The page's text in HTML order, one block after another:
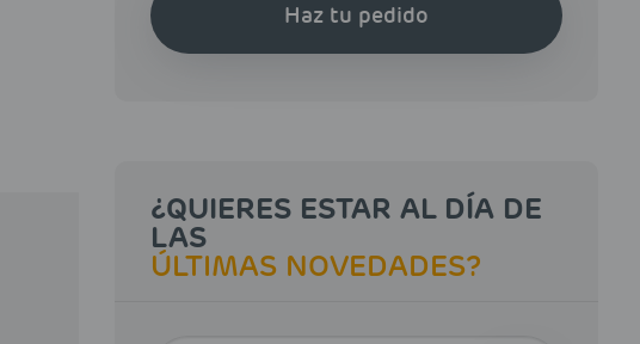
Haz tu pedido
¿QUIERES ESTAR AL DÍA DE
LAS
ÚLTIMAS NOVEDADES?